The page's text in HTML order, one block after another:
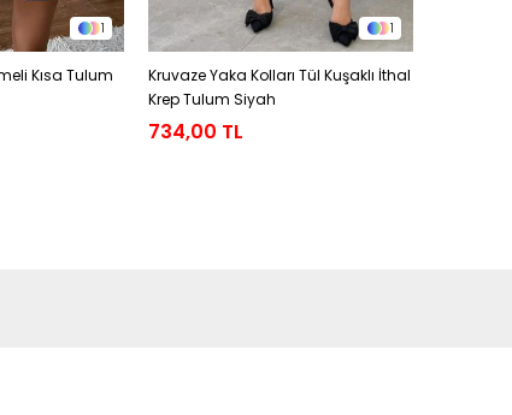
1
Kısa Tulum
1
Kruvaze Yaka Kolları Tül Kuşaklı İthal
Krep Tulum Siyah
734,00 TL